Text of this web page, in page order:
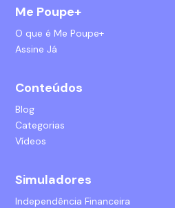
Me Poupe+
O que é Me Poupe+
Assine Já
Conteúdos
Blog
Categorias
Vídeos
Simuladores
Independência Financeira